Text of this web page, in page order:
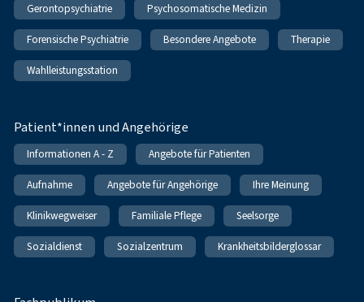
Gerontopsychiatrie Psychosomatische Medizin
Forensische Psychiatrie Besondere Angebote Therapie
Wahlleistungsstation
Patient*innen und Angehörige
Informationen A - Z Angebote für Patienten
Aufnahme Angebote für Angehörige Ihre Meinung
Klinikwegweiser Familiale Pflege Seelsorge
Sozialdienst Sozialzentrum Krankheitsbilderglossar